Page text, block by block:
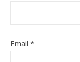
Email *